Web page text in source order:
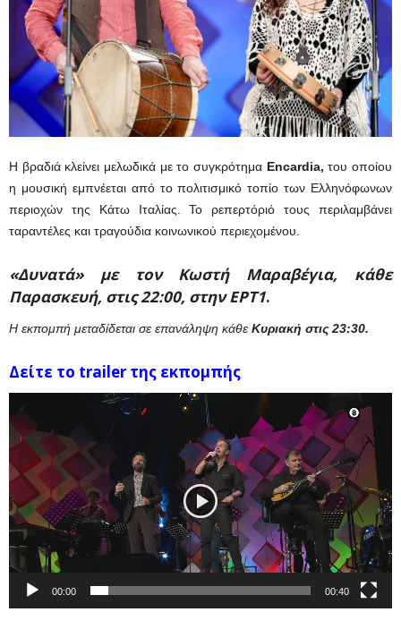
Η βραδιά κλείνει μελωδικά με το συγκρότημα Encardia, του οποίου
η μουσική εμπνέεται από το πολιτισμικό τοπίο των Ελληνόφωνων
περιοχών της Κάτω Ιταλίας. Το ρεπερτόριό τους περιλαμβάνει
ταραντέλες και τραγούδια κοινωνικού περιεχομένου.
«Δυνατά» με τον Κωστή Μαραβέγια, κάθε
Παρασκευή, στις 22:00, στην ΕΡΤ1.
Η εκπομπή μεταδίδεται σε επανάληψη κάθε Κυριακή στις 23:30.
Δείτε το trailer της εκπομπής
Αναπαραγωγής
Βίντεο
00:00 00:40